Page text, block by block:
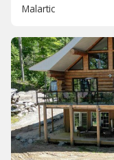
Malartic